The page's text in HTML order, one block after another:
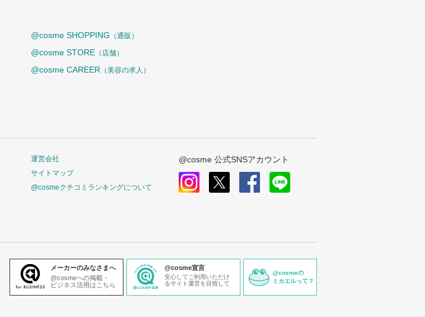
@cosme SHOPPING （通販）
@cosme STORE （店舗）
@cosme CAREER （美容の求人）
運営会社
サイトマップ
@cosmeクチコミランキングについて
@cosme 公式SNSアカウント
メーカーのみなさまへ
@cosmeへの掲載・
ビジネス活用はこちら
@cosme宣言
安心してご利用いただけ
るサイト運営を目指して
@cosmeの
ミカエルって？